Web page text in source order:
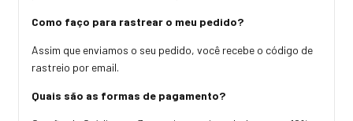
Como faço para rastrear o meu pedido?
Assim que enviamos o seu pedido, você recebe o código de
rastreio por email.
Quais são as formas de pagamento?